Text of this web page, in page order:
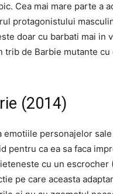
Cea mai mare parte a
protagonistului
doar cu barbati mai in
de Barbie mutante cu
(2014)
personajelor
pentru ca ea sa faca
cu un escrocher
pe care aceasta